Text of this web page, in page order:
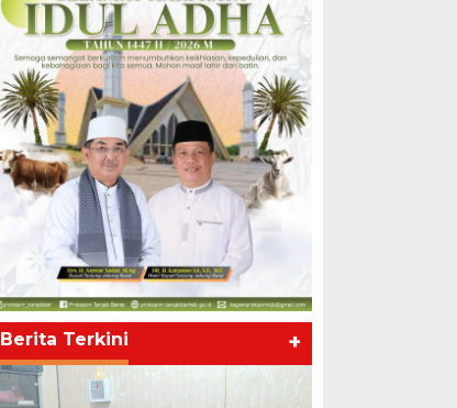
Berita Terkini +